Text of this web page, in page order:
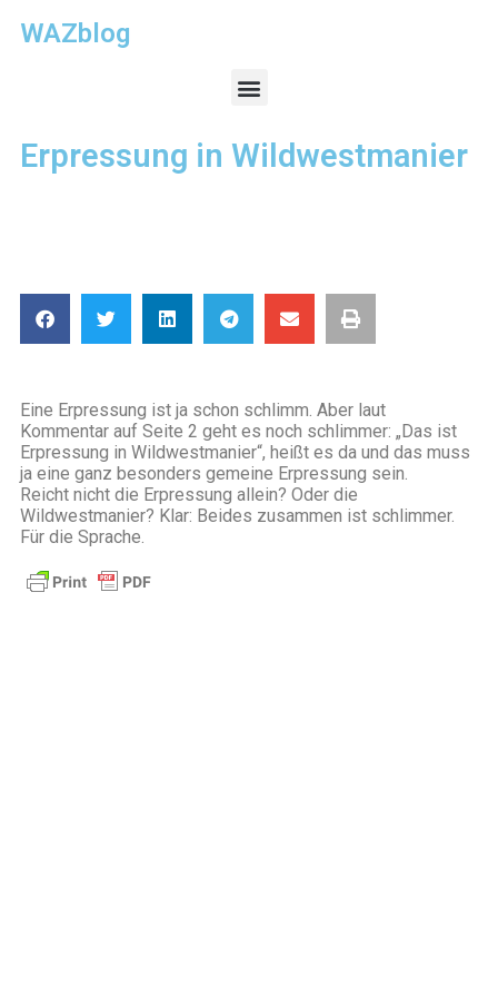
WAZblog
Erpressung in Wildwestmanier
Eine Erpressung ist ja schon schlimm. Aber laut
Kommentar auf Seite 2 geht es noch schlimmer: „Das ist
Erpressung in Wildwestmanier“, heißt es da und das muss
ja eine ganz besonders gemeine Erpressung sein.
Reicht nicht die Erpressung allein? Oder die
Wildwestmanier? Klar: Beides zusammen ist schlimmer.
Für die Sprache.